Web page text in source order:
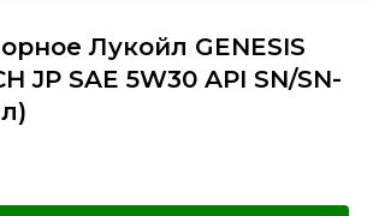
Лукойл GENESIS
JP SAE 5W30 API SN/SN-